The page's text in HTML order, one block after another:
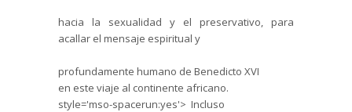
hacia la sexualidad y el preservativo, para
acallar el mensaje espiritual y
profundamente humano de Benedicto XVI
en este viaje al continente africano.
style='mso-spacerun:yes'> Incluso